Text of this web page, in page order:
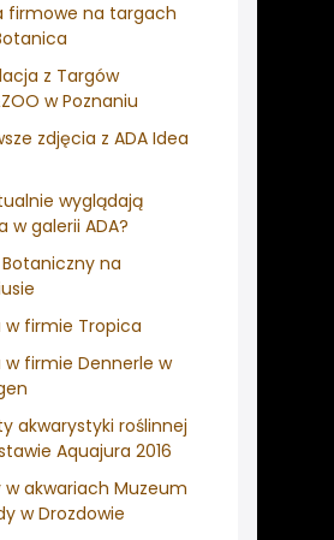
firmowe na targach
z Targów
w Poznaniu
zdjęcia z ADA Idea
wyglądają
w galerii ADA?
na
w firmie Tropica
w firmie Dennerle w
akwarystyki roślinnej
Aquajura 2016
w akwariach Muzeum
w Drozdowie